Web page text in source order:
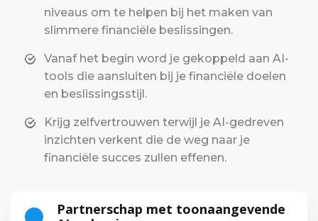
niveaus om te helpen bij het maken van
slimmere financiële beslissingen.
Vanaf het begin word je gekoppeld aan AI-
tools die aansluiten bij je financiële doelen
en beslissingsstijl.
Krijg zelfvertrouwen terwijl je AI-gedreven
inzichten verkent die de weg naar je
financiële succes zullen effenen.
Partnerschap met toonaangevende